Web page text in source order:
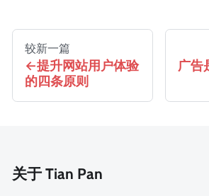
较新一篇
提升网站用户体验
的四条原则
广告
关于 Tian Pan